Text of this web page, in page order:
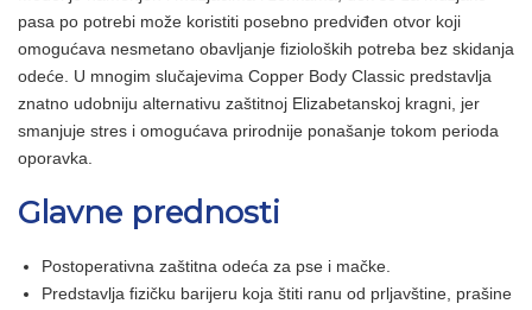
pasa po potrebi može koristiti posebno predviđen otvor koji
omogućava nesmetano obavljanje fizioloških potreba bez skidanja
odeće. U mnogim slučajevima Copper Body Classic predstavlja
znatno udobniju alternativu zaštitnoj Elizabetanskoj kragni, jer
smanjuje stres i omogućava prirodnije ponašanje tokom perioda
oporavka.
Glavne prednosti
Postoperativna zaštitna odeća za pse i mačke.
Predstavlja fizičku barijeru koja štiti ranu od prljavštine, prašine